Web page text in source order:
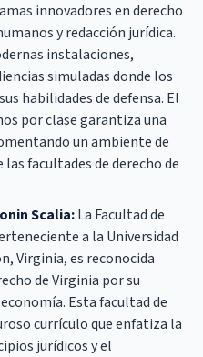
innovadores en derecho
y redacción jurídica.
instalaciones,
simuladas donde los
habilidades de defensa. El
por clase garantiza una
un ambiente de
facultades de derecho de
Scalia:La Facultad de
a la Universidad
Virginia, es reconocida
de Virginia por su
Esta facultad de
currículo que enfatiza la
jurídicos y el